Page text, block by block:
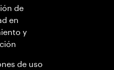
de
en
y
de uso